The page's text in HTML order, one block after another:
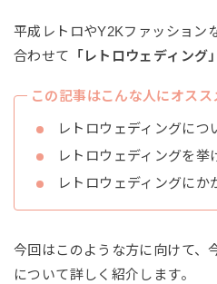
平成レトロやY2Kファッション
合わせて 「レトロウェディング」
この記事はこんな人にオスス
レトロウェディングにつ
レトロウェディングを挙
レトロウェディングにか
今回はこのような方に向けて、
について詳しく紹介します。